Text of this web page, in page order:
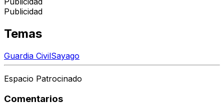
Publicidad
Temas
Guardia CivilSayago
Espacio Patrocinado
Comentarios